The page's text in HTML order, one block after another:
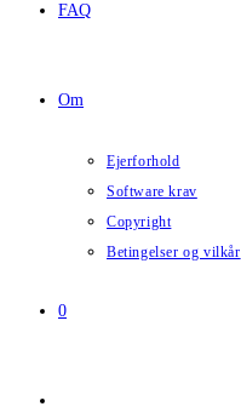
FAQ
Om
Ejerforhold
Software krav
Copyright
Betingelser og vilkår
0